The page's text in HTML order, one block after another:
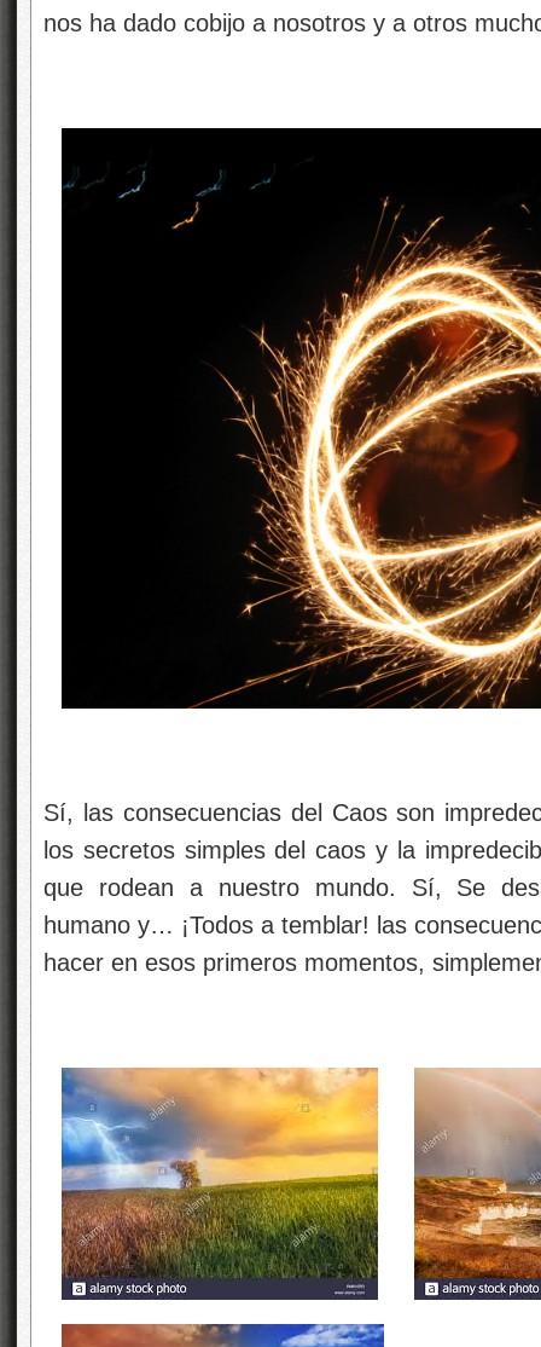
nos ha dado cobijo a nosotros y a otros
Sí, las consecuencias del Caos son
los secretos simples del caos y la
que rodean a nuestro mundo. Sí, Se
humano y… ¡Todos a temblar! las
hacer en esos primeros momentos,